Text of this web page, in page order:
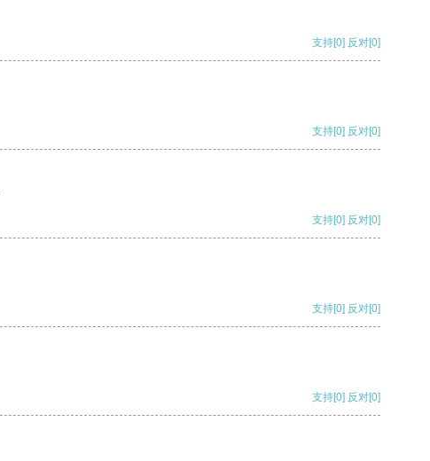
支持[0] 反对[0]
支持[0] 反对[0]
支持[0] 反对[0]
支持[0] 反对[0]
支持[0] 反对[0]